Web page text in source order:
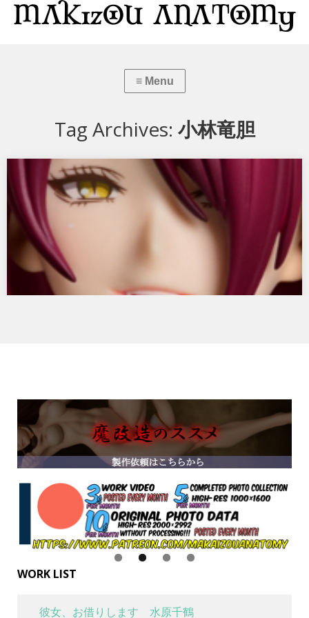
Tag Archives: 小林竜胆
食戟のソーマ 小林竜胆 バニーVer.
フリーイングから食戟のソーマ 小林竜胆 バニーVer. です。 あいかわ
らず、誰でも彼でもバニーです…
WORK LIST
彼女、お借りします 水原千鶴